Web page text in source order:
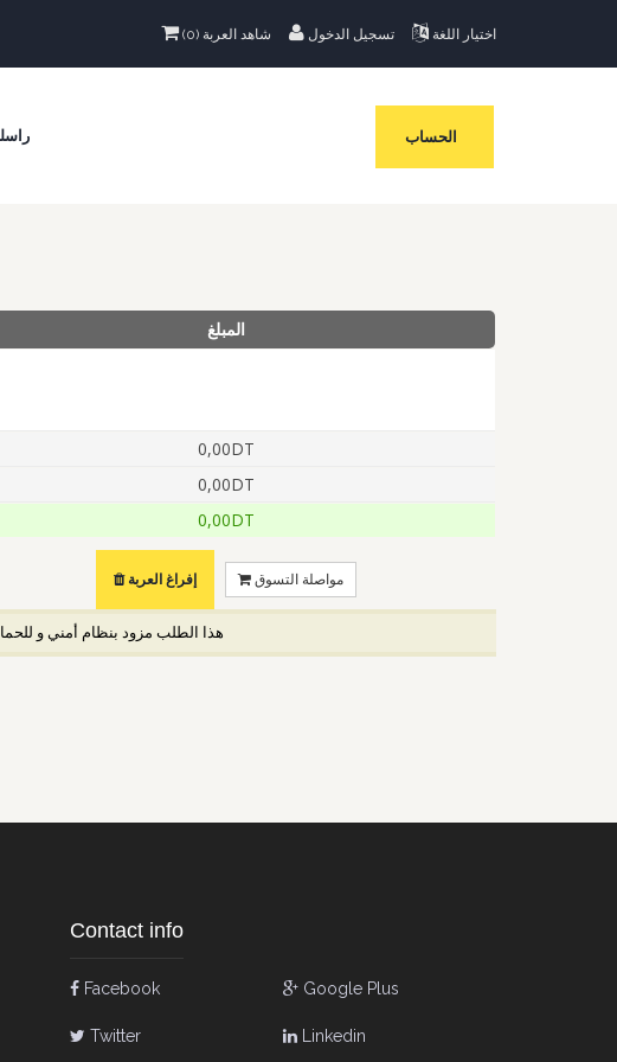
اختيار اللغة تسجيل الدخول شاهد العربة (0
)
المبلغ
0,00DT
0,00DT
0,00DT
إفراغ العربة مواصلة التسوق
هذا الطلب مزود بنظام أمني و
Contact info
Facebook Google Plus
Twitter Linkedin